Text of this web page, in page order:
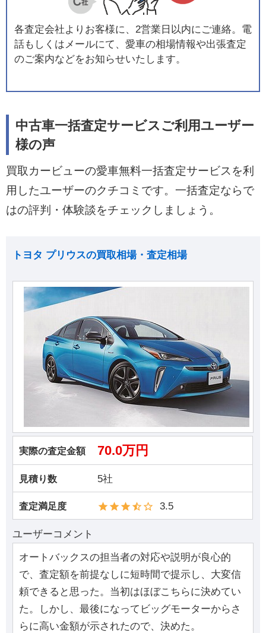
各査定会社よりお客様に、2営業日以内にご連絡。電
話もしくはメールにて、愛車の相場情報や出張査定
のご案内などをお知らせいたします。
中古車一括査定サービスご利用ユーザー
様の声
買取カービューの愛車無料一括査定サービスを利
用したユーザーのクチコミです。一括査定ならで
はの評判・体験談をチェックしましょう。
トヨタ プリウスの買取相場・査定相場
実際の査定金額 70.0万円
見積り数 5社
査定満足度 3.5
ユーザーコメント
オートバックスの担当者の対応や説明が良心的
で、査定額を前提なしに短時間で提示し、大変信
頼できると思った。当初はほぼこちらに決めてい
た。しかし、最後になってビッグモーターからさ
らに高い金額が示されたので、決めた。